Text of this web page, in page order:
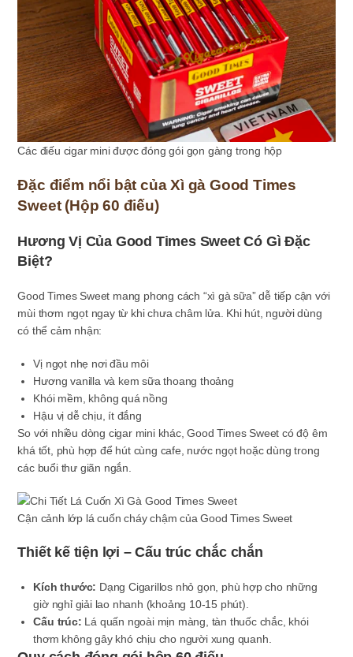
Các điếu cigar mini được đóng gói gọn gàng trong hộp
Đặc điểm nổi bật của Xì gà Good Times
Sweet (Hộp 60 điếu)
Hương Vị Của Good Times Sweet Có Gì Đặc
Biệt?
Good Times Sweet mang phong cách “xì gà sữa” dễ tiếp cận với
mùi thơm ngọt ngay từ khi chưa châm lửa. Khi hút, người dùng
có thể cảm nhận:
Vị ngọt nhẹ nơi đầu môi
Hương vanilla và kem sữa thoang thoảng
Khói mềm, không quá nồng
Hậu vị dễ chịu, ít đắng
So với nhiều dòng cigar mini khác, Good Times Sweet có độ êm
khá tốt, phù hợp để hút cùng cafe, nước ngọt hoặc dùng trong
các buổi thư giãn ngắn.
Cận cảnh lớp lá cuốn cháy chậm của Good Times Sweet
Thiết kế tiện lợi – Cấu trúc chắc chắn
Kích thước: Dạng Cigarillos nhỏ gọn, phù hợp cho những
giờ nghỉ giải lao nhanh (khoảng 10-15 phút).
Cấu trúc: Lá quấn ngoài mịn màng, tàn thuốc chắc, khói
thơm không gây khó chịu cho người xung quanh.